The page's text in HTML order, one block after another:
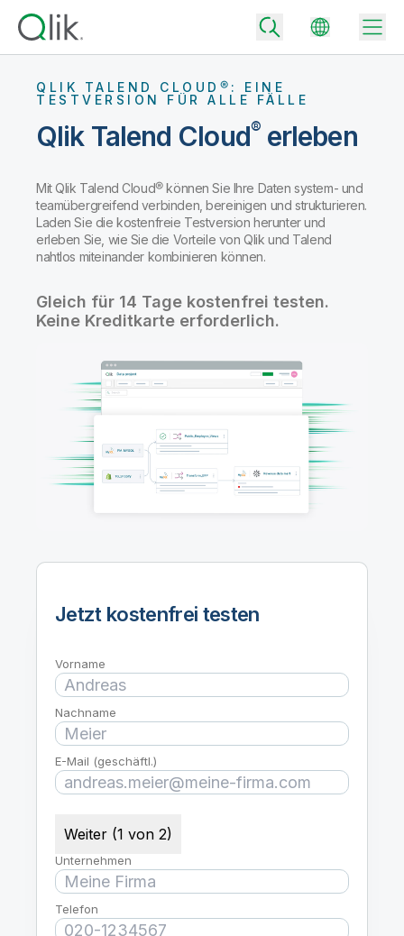
Back
Community
Kundensupport
Kundenportal
Onboarding
Produktdokumentation
Back
Unternehmen
Karriere
Presse
Weltweite Niederlassungen
Talend
Back
Warum Qlik
Aus Daten werden geschäftliche Erfolge
Die Vorteile von Qlik-Datenintegration und -Analyse überall nutzen
Datenintegration
Back
Preisgestaltung Datenintegration und -qualität
schnell bereitstellen und fundierte Entscheidungen treffen
Mit dem passenden Analysetarif mehr Einblick gewinnen und
bessere Ergebnisse erzielen
Back
QLIK TALEND CLOUD®: EINE
TESTVERSION FÜR ALLE FÄLLE
Qlik Talend Cloud®erleben
Mit Qlik Talend Cloud® können Sie Ihre Daten system- und
teamübergreifend verbinden, bereinigen und strukturieren.
Laden Sie die kostenfreie Testversion herunter und
erleben Sie, wie Sie die Vorteile von Qlik und Talend
nahtlos miteinander kombinieren können.
Gleich für 14 Tage kostenfrei testen.
Keine Kreditkarte erforderlich.
Jetzt kostenfrei testen
Vorname
Nachname
E-Mail (geschäftl.)
Weiter (1 von 2)
Unternehmen
Telefon